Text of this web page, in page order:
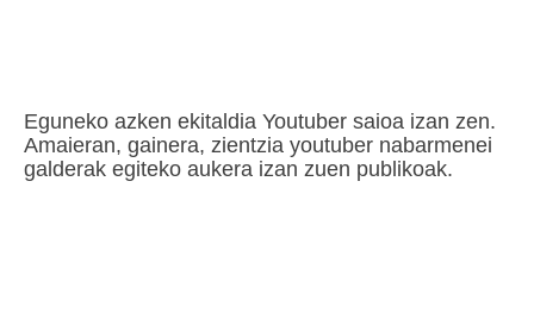
Eguneko azken ekitaldia Youtuber saioa izan zen.
Amaieran, gainera, zientzia youtuber nabarmenei
galderak egiteko aukera izan zuen publikoak.